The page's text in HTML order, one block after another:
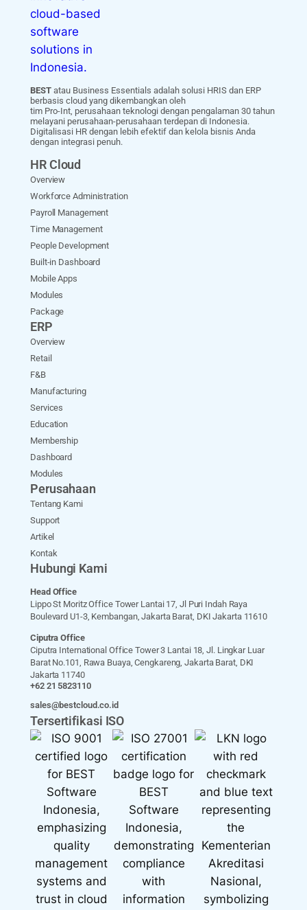
BEST atau Business Essentials adalah solusi HRIS dan ERP
berbasis cloud yang dikembangkan oleh
tim Pro-Int, perusahaan teknologi dengan pengalaman 30 tahun
melayani perusahaan-perusahaan terdepan di Indonesia.
Digitalisasi HR dengan lebih efektif dan kelola bisnis Anda
dengan integrasi penuh.
HR Cloud
Overview
Workforce Administration
Payroll Management
Time Management
People Development
Built-in Dashboard
Mobile Apps
Modules
Package
ERP
Overview
Retail
F&B
Manufacturing
Services
Education
Membership
Dashboard
Modules
Perusahaan
Tentang Kami
Support
Artikel
Kontak
Hubungi Kami
Head Office
Lippo St Moritz Office Tower Lantai 17, Jl Puri Indah Raya
Boulevard U1-3, Kembangan, Jakarta Barat, DKI Jakarta 11610
Ciputra Office
Ciputra International Office Tower 3 Lantai 18, Jl. Lingkar Luar
Barat No.101, Rawa Buaya, Cengkareng, Jakarta Barat, DKI
Jakarta 11740
+62 21 5823110
sales@bestcloud.co.id
Tersertifikasi ISO